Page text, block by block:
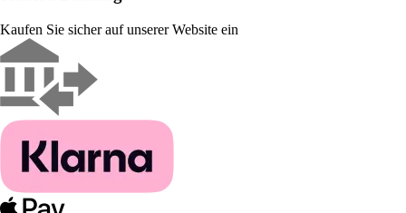
Kaufen Sie sicher auf unserer Website ein